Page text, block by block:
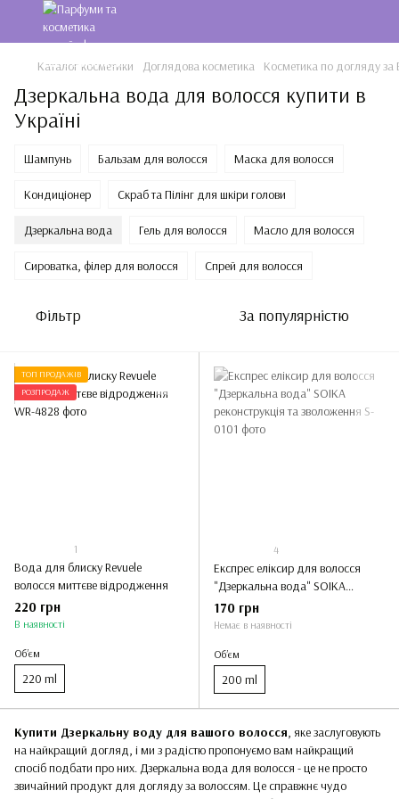
Каталог косметики Доглядова косметика Косметика по догляду за
Дзеркальна вода для волосся купити в
Україні
Шампунь Бальзам для волосся Маска для волосся
Кондиціонер Скраб та Пілінг для шкіри голови
Дзеркальна вода Гель для волосся Масло для волосся
Сироватка, філер для волосся Спрей для волосся
Фільтр За популярністю
ТОП ПРОДАЖІВ
РОЗПРОДАЖ
1
Вода для блиску Revuele
волосся миттєве відродження
220 грн
В наявності
Обʼєм
220 ml
4
Експрес еліксир для волосся
"Дзеркальна вода" SOIKA
реконструкція та зволоження
170 грн
Немає в наявності
Обʼєм
200 ml
Купити Дзеркальну воду для вашого волосся, яке заслуговують
на найкращий догляд, і ми з радістю пропонуємо вам найкращий
спосіб подбати про них. Дзеркальна вода для волосся - це не просто
звичайний продукт для догляду за волоссям. Це справжнє чудо